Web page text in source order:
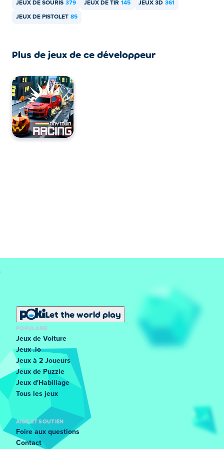
JEUX DE SOURIS 379 JEUX DE TIR 145 JEUX 3D 361
JEUX DE PISTOLET 85
Plus de jeux de ce développeur
Let the world play
POPULAIRE
Jeux de Voiture
Jeux .io
Jeux à 2 Joueurs
Jeux de Puzzle
Jeux d'Habillage
Tous les jeux
AIDE ET SOUTIEN
Foire aux questions
Contact